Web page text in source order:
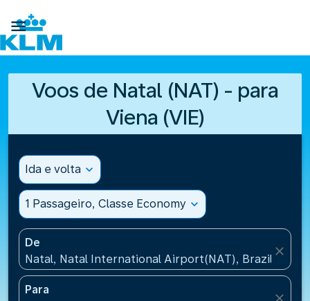

Voos de Natal (NAT) - para
Viena (VIE)
Ida e volta expand_more
1 Passageiro, Classe Economy expand_more
De
Natal, Natal International Airport(NAT), Brazil
close
Para
close